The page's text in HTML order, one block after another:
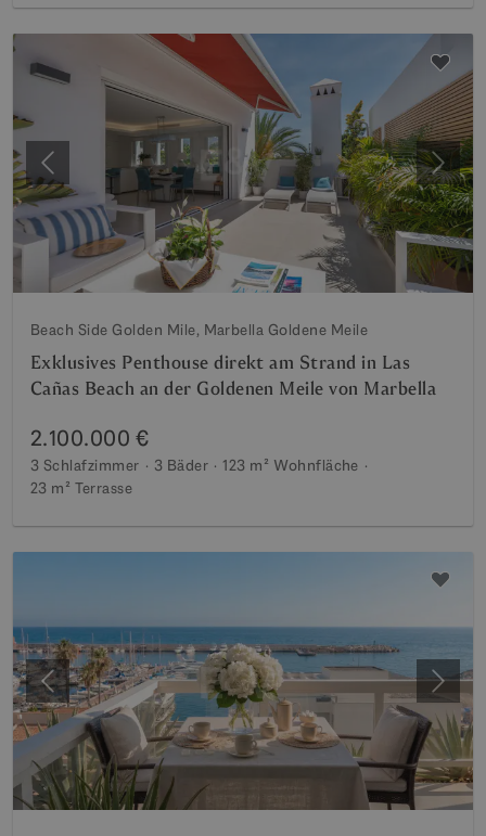
Vorherige
Beach Side Golden Mile, Marbella Goldene Meile
Exklusives Penthouse direkt am Strand in Las
Cañas Beach an der Goldenen Meile von Marbella
2.100.000 €
3 Schlafzimmer 3 Bäder 123 m² Wohnfläche
23 m² Terrasse
Vorherige